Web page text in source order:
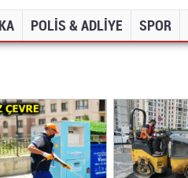
POLİS & ADLİYE SPOR